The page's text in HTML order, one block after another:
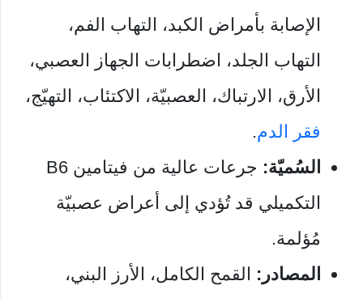
الإصابة بأمراض الكبد، التهاب الفم،
التهاب الجلد، اضطرابات الجهاز العصبي،
الأرق، الارتباك، العصبيّة، الاكتئاب، التهيّج،
فقر الدم.
السُميّة:
جرعات عالية من فيتامين B6
التكميلي قد تُؤدي إلى أعراض عصبيّة
مُؤلمة.
المصادر: القمح الكامل، الأرز البني،